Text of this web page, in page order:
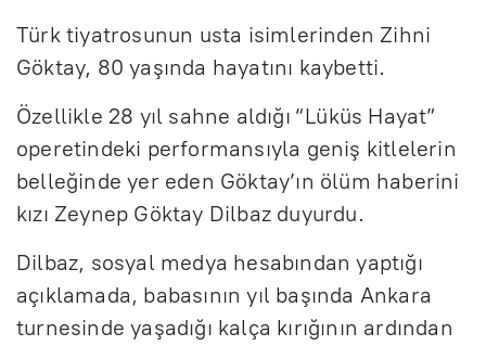
Türk tiyatrosunun usta isimlerinden Zihni
Göktay, 80 yaşında hayatını kaybetti.
Özellikle 28 yıl sahne aldığı “Lüküs Hayat”
operetindeki performansıyla geniş kitlelerin
belleğinde yer eden Göktay’ın ölüm haberini
kızı Zeynep Göktay Dilbaz duyurdu.
Dilbaz, sosyal medya hesabından yaptığı
açıklamada, babasının yıl başında Ankara
turnesinde yaşadığı kalça kırığının ardından